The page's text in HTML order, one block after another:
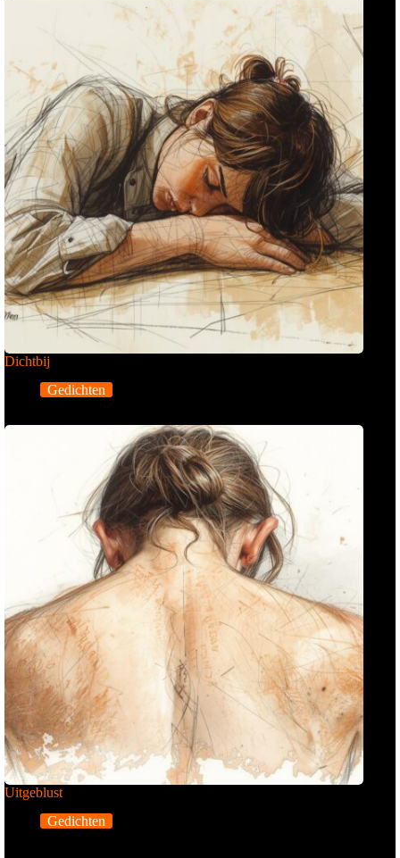
Dichtbij
Gedichten
Uitgeblust
Gedichten